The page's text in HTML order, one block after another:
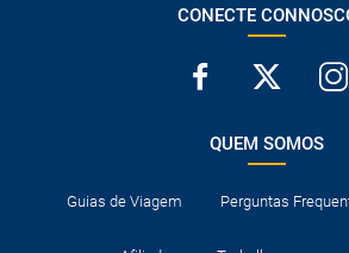
MUITO IMPORTANTE SOBRE O JAPAN
aceder à compra e a todas as
site: http://www.jrpass.com. A compra
não pode ser efetuada com mais de
Os quartos triplos em Ásia são
instala uma cama extra para a terceira
CONECTE
QUEM SOMOS
Guias de Viagem Perguntas